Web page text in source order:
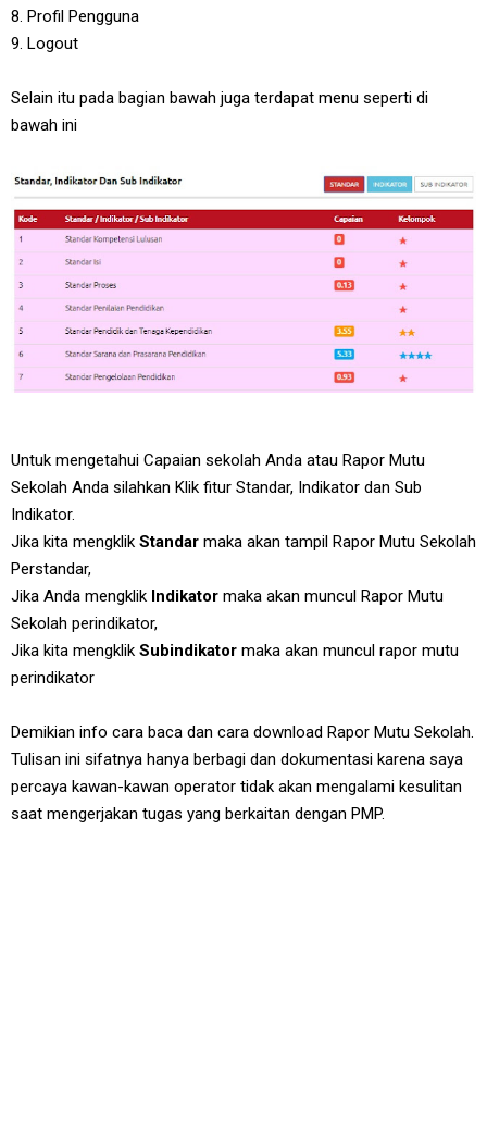
8. Profil Pengguna
9. Logout
Selain itu pada bagian bawah juga terdapat menu seperti di
bawah ini
Untuk mengetahui Capaian sekolah Anda atau Rapor Mutu
Sekolah Anda silahkan Klik fitur Standar, Indikator dan Sub
Indikator.
Jika kita mengklik Standar maka akan tampil Rapor Mutu Sekolah
Perstandar,
Jika Anda mengklik Indikator maka akan muncul Rapor Mutu
Sekolah perindikator,
Jika kita mengklik Subindikator maka akan muncul rapor mutu
perindikator
Demikian info cara baca dan cara download Rapor Mutu Sekolah.
Tulisan ini sifatnya hanya berbagi dan dokumentasi karena saya
percaya kawan-kawan operator tidak akan mengalami kesulitan
saat mengerjakan tugas yang berkaitan dengan PMP.